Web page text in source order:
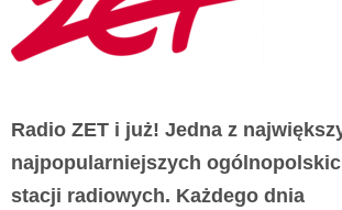
Radio ZET i już! Jedna z
najpopularniejszych
stacji radiowych. Każdego dnia